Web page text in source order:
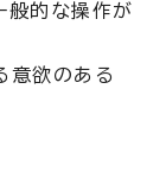
的な操作が
意欲のある